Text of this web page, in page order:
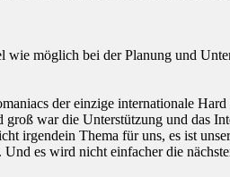
möglich bei der Planung und
der einzige internationale
war die Unterstützung und das
irgendein Thema für uns, es ist
es wird nicht einfacher die